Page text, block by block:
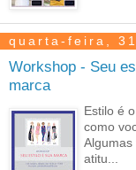
quarta-feira,
Workshop - Seu
marca
Estilo é
como
atitu...